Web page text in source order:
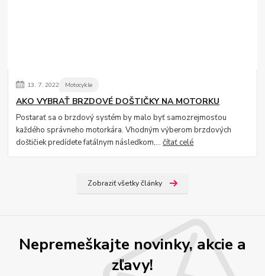
13. 7. 2022 Motocykle
AKO VYBRAŤ BRZDOVÉ DOŠTIČKY NA MOTORKU
Postarať sa o brzdový systém by malo byť samozrejmosťou
každého správneho motorkára. Vhodným výberom brzdových
doštičiek predídete fatálnym následkom,...čítať celé
Zobraziť všetky články
Nepremeškajte novinky, akcie a
zľavy!